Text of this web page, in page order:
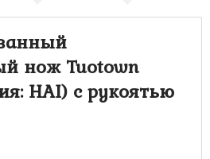
нож Tuotown
HAI) с рукоятью